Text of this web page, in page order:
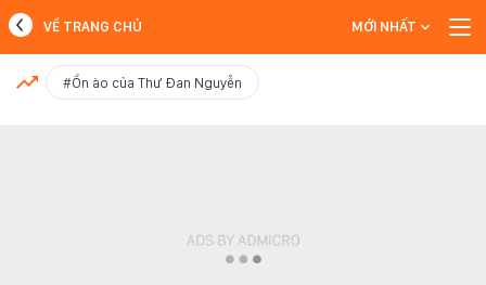
MỚI NHẤT
VỀ TRANG CHỦ MỚI NHẤT
#Ồn ào của Thư Đan Nguyễn